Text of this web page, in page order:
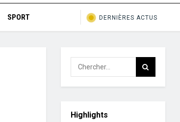
SPORT DERNIÈRES ACTUS
Highlights